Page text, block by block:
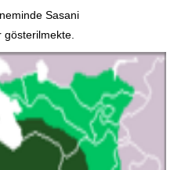
Sasani
gösterilmekte.